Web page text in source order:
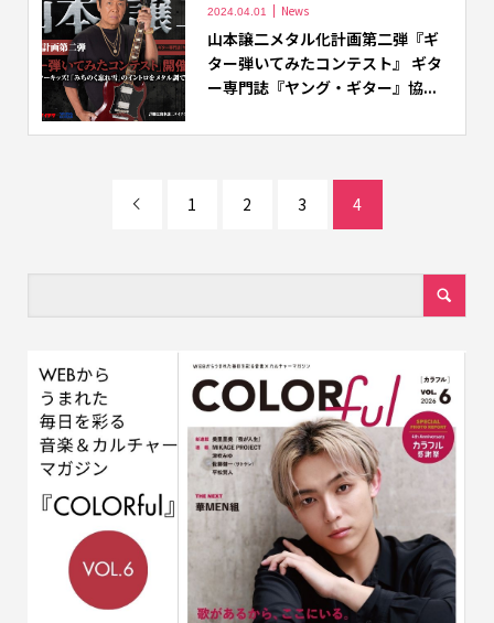
2024.04.01 News
山本譲二メタル化計画第二弾『ギ
ター弾いてみたコンテスト』 ギタ
ー専門誌『ヤング・ギター』協...
 1 2 3 4